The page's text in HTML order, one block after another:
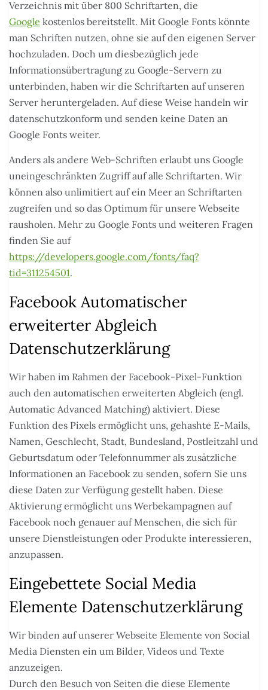
Verzeichnis mit über 800 Schriftarten, die
Google kostenlos bereitstellt. Mit Google Fonts könnte
man Schriften nutzen, ohne sie auf den eigenen Server
hochzuladen. Doch um diesbezüglich jede
Informationsübertragung zu Google-Servern zu
unterbinden, haben wir die Schriftarten auf unseren
Server heruntergeladen. Auf diese Weise handeln wir
datenschutzkonform und senden keine Daten an
Google Fonts weiter.
Anders als andere Web-Schriften erlaubt uns Google
uneingeschränkten Zugriff auf alle Schriftarten. Wir
können also unlimitiert auf ein Meer an Schriftarten
zugreifen und so das Optimum für unsere Webseite
rausholen. Mehr zu Google Fonts und weiteren Fragen
finden Sie auf
https://developers.google.com/fonts/faq?
tid=311254501.
Facebook Automatischer
erweiterter Abgleich
Datenschutzerklärung
Wir haben im Rahmen der Facebook-Pixel-Funktion
auch den automatischen erweiterten Abgleich (engl.
Automatic Advanced Matching) aktiviert. Diese
Funktion des Pixels ermöglicht uns, gehashte E-Mails,
Namen, Geschlecht, Stadt, Bundesland, Postleitzahl und
Geburtsdatum oder Telefonnummer als zusätzliche
Informationen an Facebook zu senden, sofern Sie uns
diese Daten zur Verfügung gestellt haben. Diese
Aktivierung ermöglicht uns Werbekampagnen auf
Facebook noch genauer auf Menschen, die sich für
unsere Dienstleistungen oder Produkte interessieren,
anzupassen.
Eingebettete Social Media
Elemente Datenschutzerklärung
Wir binden auf unserer Webseite Elemente von Social
Media Diensten ein um Bilder, Videos und Texte
anzuzeigen.
Durch den Besuch von Seiten die diese Elemente